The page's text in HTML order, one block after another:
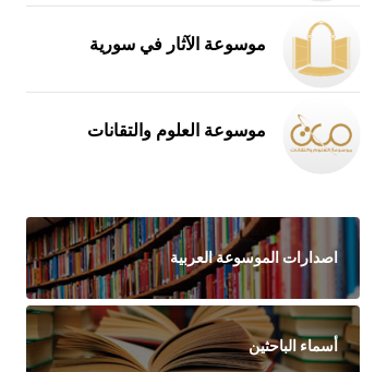
موسوعة الآثار في سورية
موسوعة العلوم والتقانات
اصدارات الموسوعة العربية
أسماء الباحثين